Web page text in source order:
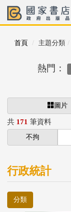
首頁 主題分類
熱門：
圖片
共 171 筆資料
不拘
行政統計
分類